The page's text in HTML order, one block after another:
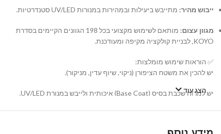
ייבוש מהיר: מתייבש ביעילות ובמהירות במנורות UV/LED סטנדרטיות.
מגוון עצום:
מותאם לשימוש מקצועי בכל 198 הגוונים הקיימים בסדרת
KOYO, לבניית קולקציה מקיפה ומעודכנת.
✅ הוראות שימוש מומלצות:
יש להכין את משטח הציפורן (ניקוי, שיוף עדין, מניקור).
יש למרוח שכבת בסיס (Base Coat) איכותית ולייבש במנורת UV/LED.
יש למרוח שכבה דקה ואחידה של לק ג'ל KOYO ולייבש במנורה. במידת
הצג עוד